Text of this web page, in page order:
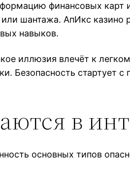
финансовых карт
шантажа. АпИкс казино
навыков.
иллюзия влечёт к
Безопасность стартует с
в
основных типов